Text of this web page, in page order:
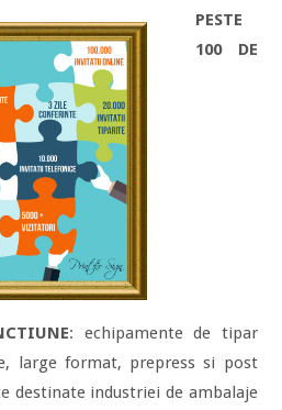
PESTE
100 DE
: echipamente de tipar
large format, prepress si post
destinate industriei de ambalaje